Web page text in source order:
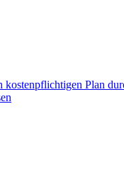
kostenpflichtigen Plan